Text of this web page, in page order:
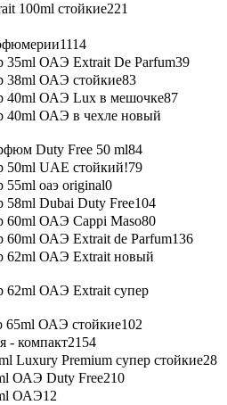
100ml стойкие221
1114
35ml ОАЭ Extrait De Parfum39
38ml ОАЭ стойкие83
40ml ОАЭ Lux в мешочке87
40ml ОАЭ в чехле новый
Duty Free 50 ml84
50ml UAE стойкий!79
55ml оаэ original0
58ml Dubai Duty Free104
60ml ОАЭ Cappi Maso80
60ml ОАЭ Extrait de Parfum136
62ml ОАЭ Extrait новый
62ml ОАЭ Extrait супер
65ml ОАЭ стойкие102
- компакт2154
Luxury Premium супер стойкие28
ОАЭ Duty Free210
ОАЭ12